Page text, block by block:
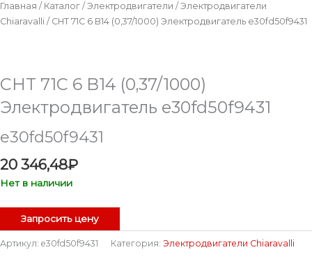
Главная / Каталог / Электродвигатели / Электродвигатели
Chiaravalli / CHT 71C 6 B14 (0,37/1000) Электродвигатель e30fd50f9431
CHT 71C 6 B14 (0,37/1000)
Электродвигатель e30fd50f9431
e30fd50f9431
20 346,48₽
Нет в наличии
Запросить цену
Артикул: e30fd50f9431 Категория: Электродвигатели Chiaravalli